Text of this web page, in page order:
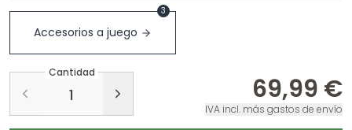
Accesorios a juego
3
Cantidad
69,99 €
IVA incl. más gastos de envío